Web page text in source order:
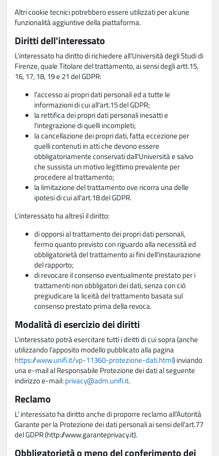
Altri cookie tecnici potrebbero essere utilizzati per alcune
funzionalità aggiuntive della piattaforma.
Diritti dell'interessato
L'interessato ha diritto di richiedere all'Università degli Studi di
Firenze, quale Titolare del trattamento, ai sensi degli artt.15,
16, 17, 18, 19 e 21 del GDPR:
l'accesso ai propri dati personali ed a tutte le
informazioni di cui all'art.15 del GDPR;
la rettifica dei propri dati personali inesatti e
l'integrazione di quelli incompleti;
la cancellazione dei propri dati, fatta eccezione per
quelli contenuti in atti che devono essere
obbligatoriamente conservati dall'Università e salvo
che sussista un motivo legittimo prevalente per
procedere al trattamento;
la limitazione del trattamento ove ricorra una delle
ipotesi di cui all'art.18 del GDPR.
L'interessato ha altresì il diritto:
di opporsi al trattamento dei propri dati personali,
fermo quanto previsto con riguardo alla necessità ed
obbligatorietà del trattamento ai fini dell'instaurazione
del rapporto;
di revocare il consenso eventualmente prestato per i
trattamenti non obbligatori dei dati, senza con ciò
pregiudicare la liceità del trattamento basata sul
consenso prestato prima della revoca.
Modalità di esercizio dei diritti
L'interessato potrà esercitare tutti i diritti di cui sopra (anche
utilizzando l'apposito modello pubblicato alla pagina
https://www.unifi.it/vp-11360-protezione-dati.html) inviando
una e-mail al Responsabile Protezione dei dati al seguente
indirizzo e-mail:privacy@adm.unifi.it.
Reclamo
L' interessato ha diritto anche di proporre reclamo all'Autorità
Garante per la Protezione dei dati personali ai sensi dell'art.77
del GDPR (http://www.garanteprivacy.it).
Obbligatorietà o meno del conferimento dei